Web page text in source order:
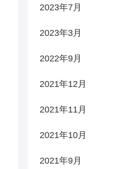
2023年7月
2023年3月
2022年9月
2021年12月
2021年11月
2021年10月
2021年9月